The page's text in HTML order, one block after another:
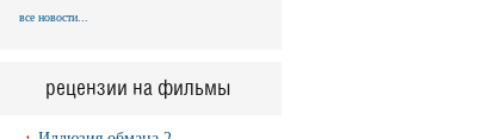
все новости...
рецензии на фильмы